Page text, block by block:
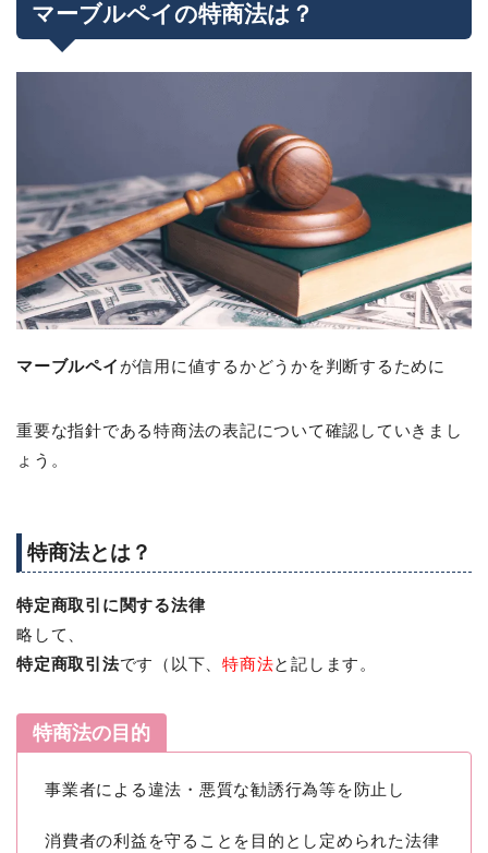
マーブルペイの特商法は？
マーブルペイ が信用に値するかどうかを判断するために
重要な指針である特商法の表記について確認していきまし
ょう。
特商法とは？
特定商取引に関する法律
略して、
特定商取引法です（以下、特商法と記します。
特商法の目的
事業者による違法・悪質な勧誘行為等を防止し
消費者の利益を守ることを目的とし定められた法律